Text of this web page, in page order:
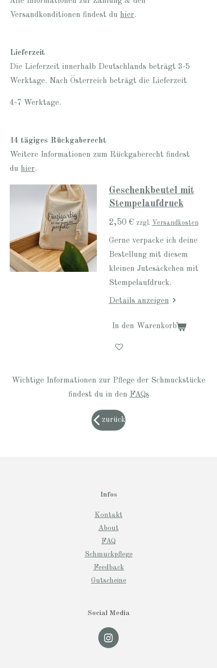
Versandkonditionen findest du hier.
Lieferzeit
Die Lieferzeit innerhalb Deutschlands beträgt 3-5
Werktage. Nach Österreich beträgt die Lieferzeit
4-7 Werktage.
14 tägiges Rückgaberecht
Weitere Informationen zum Rückgaberecht findest
du hier.
Geschenkbeutel mit
Stempelaufdruck
2,50 € zzgl. Versandkosten
Gerne verpacke ich deine
Bestellung mit diesem
kleinen Jutesäckchen mit
Stempelaufdruck.
Details anzeigen
In den Warenkorb
Wichtige Informationen zur Pflege der Schmuckstücke
findest du in den FAQs
zurück
Infos
Kontakt
About
FAQ
Schmuckpflege
Feedback
Gutscheine
Social Media
I
n